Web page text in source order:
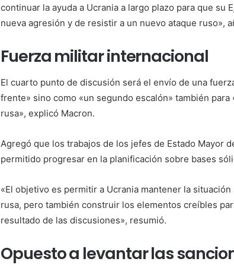
continuar la ayuda a Ucrania a largo plazo para que su
nueva agresión y de resistir a un nuevo ataque ruso»,
Fuerza militar internacional
El cuarto punto de discusión será el envío de una
frente» sino como «un segundo escalón» también
rusa», explicó Macron.
Agregó que los trabajos de los jefes de Estado Mayor
permitido progresar en la planificación sobre bases
«El objetivo es permitir a Ucrania mantener la
rusa, pero también construir los elementos creíbles
resultado de las discusiones», resumió.
Opuesto a levantar las